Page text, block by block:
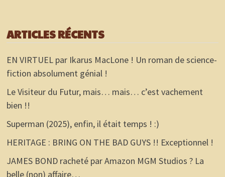
ARTICLES RÉCENTS
EN VIRTUEL par Ikarus MacLone ! Un roman de science-
fiction absolument génial !
Le Visiteur du Futur, mais… mais… c’est vachement
bien !!
Superman (2025), enfin, il était temps ! :)
HERITAGE : BRING ON THE BAD GUYS !! Exceptionnel !
JAMES BOND racheté par Amazon MGM Studios ? La
belle (non) affaire…